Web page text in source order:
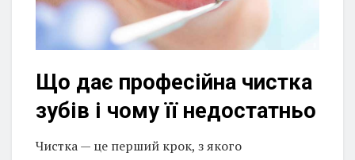
Що дає професійна чистка
зубів і чому її недостатньо
Чистка — це перший крок, з якого